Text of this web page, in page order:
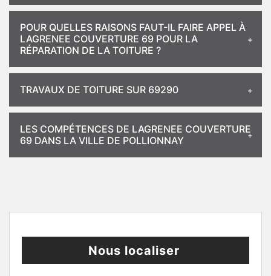
POUR QUELLES RAISONS FAUT-IL FAIRE APPEL À
LAGRENEE COUVERTURE 69 POUR LA
RÉPARATION DE LA TOITURE ?
TRAVAUX DE TOITURE SUR 69290
LES COMPÉTENCES DE LAGRENEE COUVERTURE
69 DANS LA VILLE DE POLLIONNAY
Nous localiser